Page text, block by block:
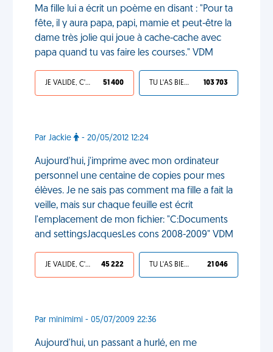
Ma fille lui a écrit un poème en disant : "Pour ta
fête, il y aura papa, papi, mamie et peut-être la
dame très jolie qui joue à cache-cache avec
papa quand tu vas faire les courses." VDM
JE VALIDE, C'EST UNE VDM 51 400 TU L'AS BIEN MÉRITÉ 103 703
Par Jackie - 20/05/2012 12:24
Aujourd'hui, j'imprime avec mon ordinateur
personnel une centaine de copies pour mes
élèves. Je ne sais pas comment ma fille a fait la
veille, mais sur chaque feuille est écrit
l'emplacement de mon fichier: "C:Documents
and settingsJacquesLes cons 2008-2009" VDM
JE VALIDE, C'EST UNE VDM 45 222 TU L'AS BIEN MÉRITÉ 21 046
Par minimimi - 05/07/2009 22:36
Aujourd'hui, un passant a hurlé, en me